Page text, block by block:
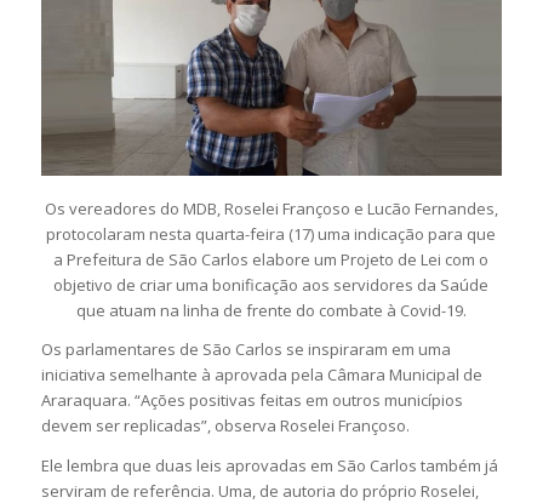
Os vereadores do MDB, Roselei Françoso e Lucão Fernandes,
protocolaram nesta quarta-feira (17) uma indicação para que
a Prefeitura de São Carlos elabore um Projeto de Lei com o
objetivo de criar uma bonificação aos servidores da Saúde
que atuam na linha de frente do combate à Covid-19.
Os parlamentares de São Carlos se inspiraram em uma
iniciativa semelhante à aprovada pela Câmara Municipal de
Araraquara. “Ações positivas feitas em outros municípios
devem ser replicadas”, observa Roselei Françoso.
Ele lembra que duas leis aprovadas em São Carlos também já
serviram de referência. Uma, de autoria do próprio Roselei,